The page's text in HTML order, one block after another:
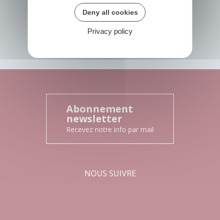
CONTACTEZ-NOUS
Abonnement
newsletter
Recevez notre info par mail
NOUS SUIVRE
Deny all cookies
Privacy policy